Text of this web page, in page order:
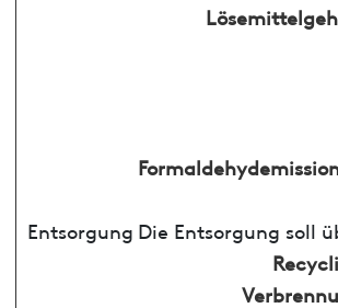
Entsorgung Die Entsorgung soll